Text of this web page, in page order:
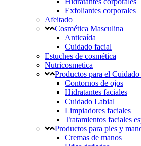
Exfoliantes corporales
Afeitado
Cosmética Masculina
Anticaída
Cuidado facial
Estuches de cosmética
Nutricosmetica
Productos para el
Contornos de ojos
Hidratantes faciales
Cuidado Labial
Limpiadores faciales
Tratamientos faciales
Productos para pies y
Cremas de manos